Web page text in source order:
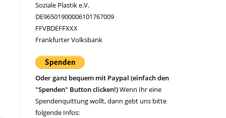
Soziale Plastik e.V.
DE96501900006101767009
FFVBDEFFXXX
Frankfurter Volksbank
Oder ganz bequem mit Paypal (einfach den
"Spenden" Button clicken!)Wenn Ihr eine
Spendenquittung wollt, dann gebt uns bitte
folgende Infos: